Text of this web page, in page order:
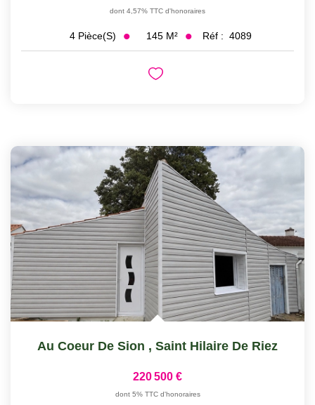
dont 4,57% TTC d'honoraires
4 Pièce(s) 145 M² Réf : 4089
Au Coeur De Sion , Saint Hilaire De Riez
220 500 €
dont 5% TTC d'honoraires